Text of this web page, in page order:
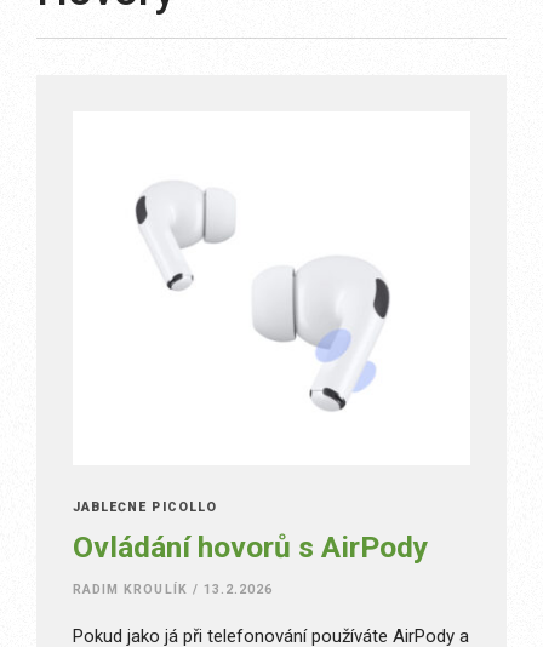
JABLEČNÉ PICOLLO
Ovládání hovorů s AirPody
RADIM KROULÍK / 13.2.2026
Pokud jako já při telefonování používáte AirPody a